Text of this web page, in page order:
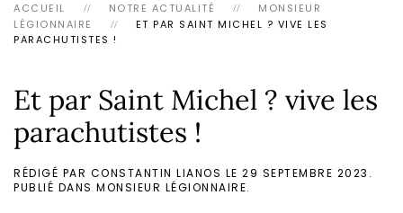
ACCUEIL NOTRE ACTUALITÉ
MONSIEUR
LÉGIONNAIRE
ET PAR SAINT MICHEL ? VIVE LES
PARACHUTISTES !
Et par Saint Michel ? vive les
parachutistes !
RÉDIGÉ PAR CONSTANTIN LIANOS LE 29 SEPTEMBRE 2023 .
PUBLIÉ DANS MONSIEUR LÉGIONNAIRE.